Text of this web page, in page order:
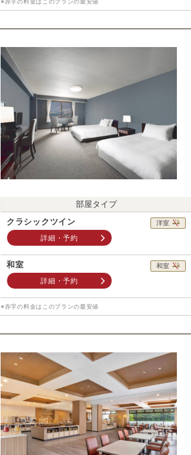
部屋タイプ
クラシックツイン 洋室
詳細・予約
和室 和室
詳細・予約
※赤字の料金はこのプランの最安値